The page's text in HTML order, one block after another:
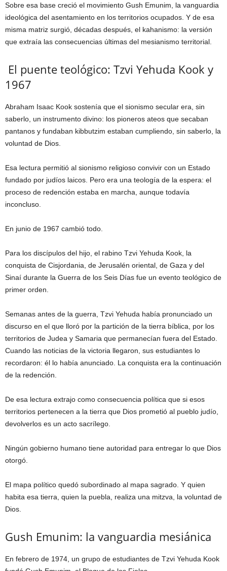
Sobre esa base creció el movimiento Gush Emunim, la vanguardia
ideológica del asentamiento en los territorios ocupados. Y de esa
misma matriz surgió, décadas después, el kahanismo: la versión
que extraía las consecuencias últimas del mesianismo territorial.
El puente teológico: Tzvi Yehuda Kook y
1967
Abraham Isaac Kook sostenía que el sionismo secular era, sin
saberlo, un instrumento divino: los pioneros ateos que secaban
pantanos y fundaban kibbutzim estaban cumpliendo, sin saberlo, la
voluntad de Dios.
Esa lectura permitió al sionismo religioso convivir con un Estado
fundado por judíos laicos. Pero era una teología de la espera: el
proceso de redención estaba en marcha, aunque todavía
inconcluso.
En junio de 1967 cambió todo.
Para los discípulos del hijo, el rabino Tzvi Yehuda Kook, la
conquista de Cisjordania, de Jerusalén oriental, de Gaza y del
Sinaí durante la Guerra de los Seis Días fue un evento teológico de
primer orden.
Semanas antes de la guerra, Tzvi Yehuda había pronunciado un
discurso en el que lloró por la partición de la tierra bíblica, por los
territorios de Judea y Samaria que permanecían fuera del Estado.
Cuando las noticias de la victoria llegaron, sus estudiantes lo
recordaron: él lo había anunciado. La conquista era la continuación
de la redención.
De esa lectura extrajo como consecuencia política que si esos
territorios pertenecen a la tierra que Dios prometió al pueblo judío,
devolverlos es un acto sacrílego.
Ningún gobierno humano tiene autoridad para entregar lo que Dios
otorgó.
El mapa político quedó subordinado al mapa sagrado. Y quien
habita esa tierra, quien la puebla, realiza una mitzva, la voluntad de
Dios.
Gush Emunim: la vanguardia mesiánica
En febrero de 1974, un grupo de estudiantes de Tzvi Yehuda Kook